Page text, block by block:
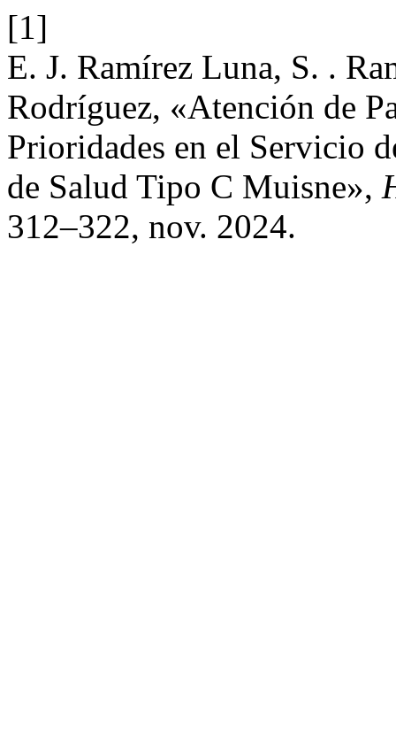
[1]
E. J. Ramírez Luna, S. .
Rodríguez, «Atención de
Prioridades en el Servicio
de Salud Tipo C Muisne»,
312–322, nov. 2024.